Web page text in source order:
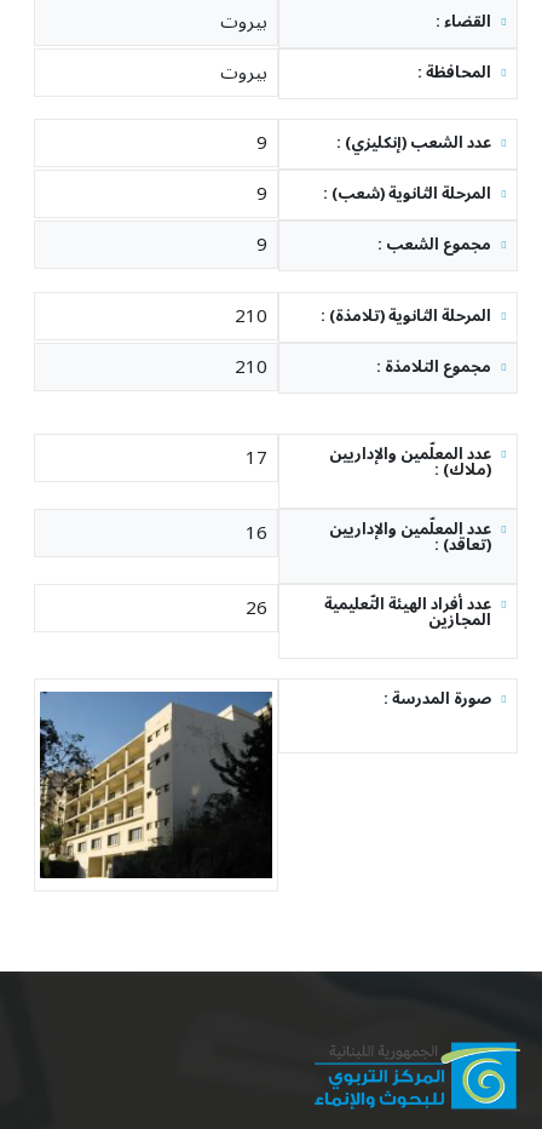
: القضاء بيروت
: المحافظة بيروت
: عدد الشعب (إنكليزي) 9
: المرحلة الثانوية (شعب) 9
: مجموع الشعب 9
: المرحلة الثانوية (تلامذة) 210
: مجموع التلامذة 210
عدد المعلّمين والإداريين: (ملاك) 17
عدد المعلّمين والإداريين: (تعاقد) 16
عدد أفراد الهيئة التّعليمية
المجازين 26
: صورة المدرسة